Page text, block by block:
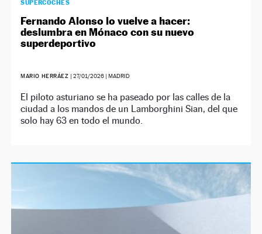
SUPERCOCHES
Fernando Alonso lo vuelve a hacer:
deslumbra en Mónaco con su nuevo
superdeportivo
MARIO HERRÁEZ | 27/01/2026| MADRID
El piloto asturiano se ha paseado por las calles de la
ciudad a los mandos de un Lamborghini Sian, del que
solo hay 63 en todo el mundo.